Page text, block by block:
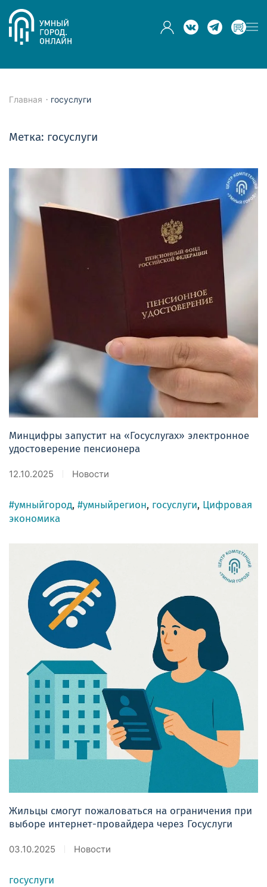
Skip to main content
Главная госуслуги
Метка: госуслуги
Минцифры запустит на «Госуслугах» электронное
удостоверение пенсионера
12.10.2025 Новости
#умныйгород, #умныйрегион, госуслуги, Цифровая
экономика
Жильцы смогут пожаловаться на ограничения при
выборе интернет-провайдера через Госуслуги
03.10.2025 Новости
госуслуги